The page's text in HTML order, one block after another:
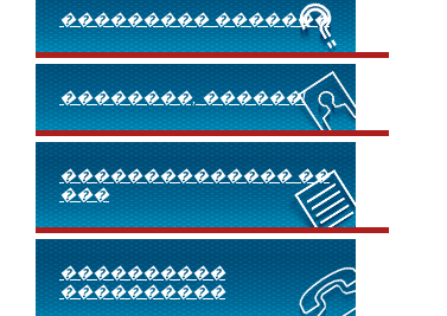
��������� �������
��������, ������!
�������������� ��
���
����������
����������